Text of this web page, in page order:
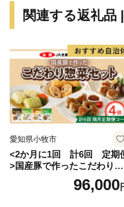
関連する返礼品
愛知県小牧市
<2か月に1回 計6回 定期
>国産豚で作ったこだわり惣
96,000